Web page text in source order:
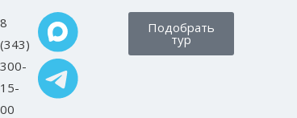
8
(343)
300-
15-
00
Подобрать
тур